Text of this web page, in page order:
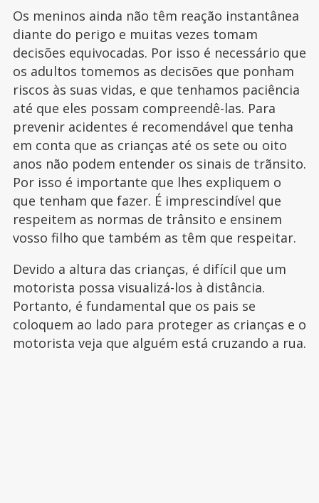
Os meninos ainda não têm reação instantânea
diante do perigo e muitas vezes tomam
decisões equivocadas. Por isso é necessário que
os adultos tomemos as decisões que ponham
riscos às suas vidas, e que tenhamos paciência
até que eles possam compreendê-las. Para
prevenir acidentes é recomendável que tenha
em conta que as crianças até os sete ou oito
anos não podem entender os sinais de trãnsito.
Por isso é importante que lhes expliquem o
que tenham que fazer. É imprescindível que
respeitem as normas de trânsito e ensinem
vosso filho que também as têm que respeitar.
Devido a altura das crianças, é difícil que um
motorista possa visualizá-los à distância.
Portanto, é fundamental que os pais se
coloquem ao lado para proteger as crianças e o
motorista veja que alguém está cruzando a rua.